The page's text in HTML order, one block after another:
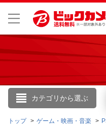
カテゴリから選ぶ
こん
トップ ゲーム・映画・音楽